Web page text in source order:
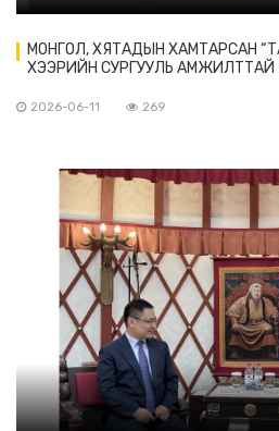
МОНГОЛ, ХЯТАДЫН ХАМТАРСАН
ХЭЭРИЙН СУРГУУЛЬ
2026-06-11 269